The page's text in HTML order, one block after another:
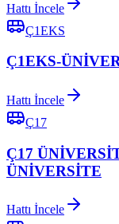
Hattı İncele
Ç1EKS
Ç1EKS-
Hattı İncele
Ç17
Ç17
ÜNİVERSİTE
Hattı İncele